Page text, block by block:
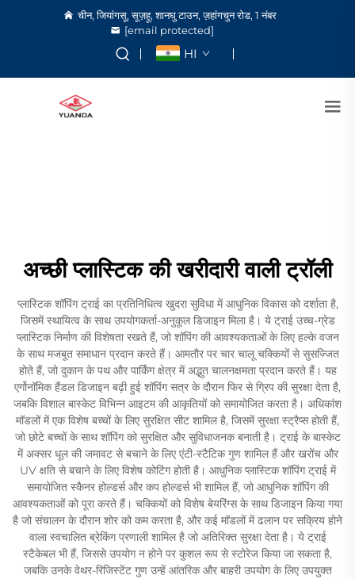
चीन, जियांगसू, सूज़हू, शानघु टाउन, ज़हांगचुन रोड, 1 नंबर
[email protected]
HI
अच्छी प्लास्टिक की खरीदारी वाली ट्रॉली
प्लास्टिक शॉपिंग ट्राई का प्रतिनिधित्व खुदरा सुविधा में आधुनिक विकास को दर्शाता है,
जिसमें स्थायित्व के साथ उपयोगकर्ता-अनुकूल डिजाइन मिला है। ये ट्राई उच्च-ग्रेड
प्लास्टिक निर्माण की विशेषता रखते हैं, जो शॉपिंग की आवश्यकताओं के लिए हल्के वजन
के साथ मजबूत समाधान प्रदान करते हैं। आमतौर पर चार चालू चक्कियों से सुसज्जित
होते हैं, जो दुकान के पथ और पार्किंग क्षेत्र में अद्भुत चालनक्षमता प्रदान करते हैं। यह
एर्गोनॉमिक हैंडल डिजाइन बढ़ी हुई शॉपिंग सत्र के दौरान फिर से ग्रिप की सुरक्षा देता है,
जबकि विशाल बास्केट विभिन्न आइटम की आकृतियों को समायोजित करता है। अधिकांश
मॉडलों में एक विशेष बच्चों के लिए सुरक्षित सीट शामिल है, जिसमें सुरक्षा स्ट्रैप्स होती हैं,
जो छोटे बच्चों के साथ शॉपिंग को सुरक्षित और सुविधाजनक बनाती है। ट्राई के बास्केट
में अक्सर धूल की जमावट से बचाने के लिए एंटी-स्टैटिक गुण शामिल हैं और खरोंच और
UV क्षति से बचाने के लिए विशेष कोटिंग होती है। आधुनिक प्लास्टिक शॉपिंग ट्राई में
समायोजित स्कैनर होल्डर्स और कप होल्डर्स भी शामिल हैं, जो आधुनिक शॉपिंग की
आवश्यकताओं को पूरा करते हैं। चक्कियों को विशेष बेयरिंग्स के साथ डिजाइन किया गया
है जो संचालन के दौरान शोर को कम करता है, और कई मॉडलों में ढलान पर सक्रिय होने
वाला स्वचालित ब्रेकिंग प्रणाली शामिल है जो अतिरिक्त सुरक्षा देता है। ये ट्राई
स्टैकेबल भी हैं, जिससे उपयोग न होने पर कुशल रूप से स्टोरेज किया जा सकता है,
जबकि उनके वेथर-रिजिस्टेंट गुण उन्हें आंतरिक और बाहरी उपयोग के लिए उपयुक्त